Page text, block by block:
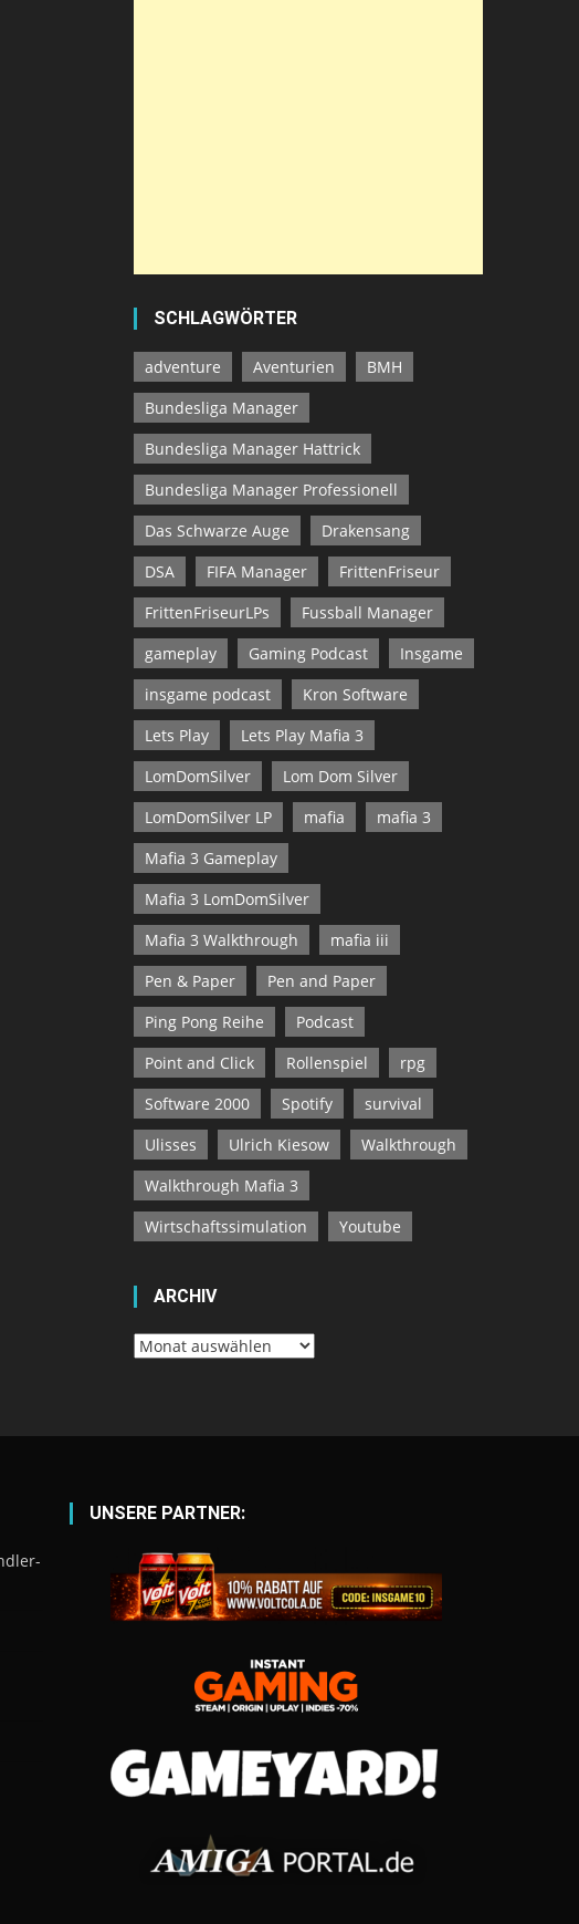
SCHLAGWÖRTER
adventure Aventurien
BMH
Bundesliga Manager
Bundesliga Manager Hattrick
Bundesliga Manager Professionell
Das Schwarze Auge
Drakensang
DSA
FIFA Manager
FrittenFriseur
FrittenFriseurLPs
Fussball Manager
gameplay
Gaming Podcast
Insgame
insgame podcast
Kron Software
Lets Play
Lets Play Mafia 3
LomDomSilver
Lom Dom Silver
LomDomSilver LP
mafia
mafia 3
Mafia 3 Gameplay
Mafia 3 LomDomSilver
Mafia 3 Walkthrough
mafia iii
Pen & Paper
Pen and Paper
Ping Pong Reihe
Podcast
Point and Click
Rollenspiel
rpg
Software 2000
Spotify
survival
Ulisses
Ulrich Kiesow
Walkthrough
Walkthrough Mafia 3
Wirtschaftssimulation
Youtube
ARCHIV
Archiv
UNSERE PARTNER: